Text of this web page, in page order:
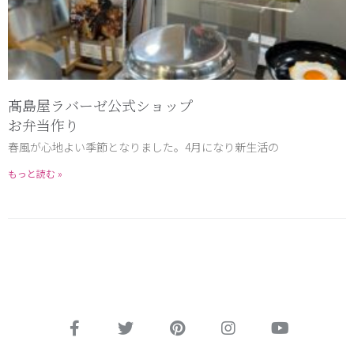
髙島屋ラバーゼ公式ショップ
お弁当作り
春風が心地よい季節となりました。4月になり新生活の
もっと読む »